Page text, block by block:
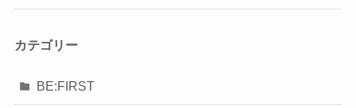
カテゴリー
BE:FIRST